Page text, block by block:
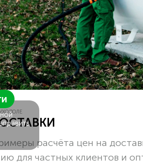
расчёта цен на
для частных клиентов и